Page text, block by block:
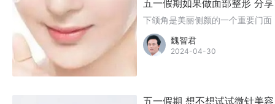
五一假期如果做面部整形 分
下颌角是美丽侧颜的一个重要门
魏智君
2024-04-30
五一假期 想不想试试微针美容